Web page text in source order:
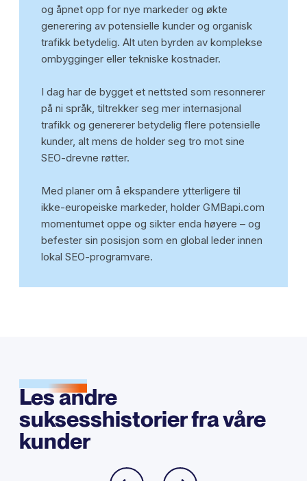
og åpnet opp for nye markeder og økte
generering av potensielle kunder og organisk
trafikk betydelig. Alt uten byrden av komplekse
ombygginger eller tekniske kostnader.
I dag har de bygget et nettsted som resonnerer
på ni språk, tiltrekker seg mer internasjonal
trafikk og genererer betydelig flere potensielle
kunder, alt mens de holder seg tro mot sine
SEO-drevne røtter.
Med planer om å ekspandere ytterligere til
ikke-europeiske markeder, holder GMBapi.com
momentumet oppe og sikter enda høyere – og
befester sin posisjon som en global leder innen
lokal SEO-programvare.
Les andre
suksesshistorier fra våre
kunder